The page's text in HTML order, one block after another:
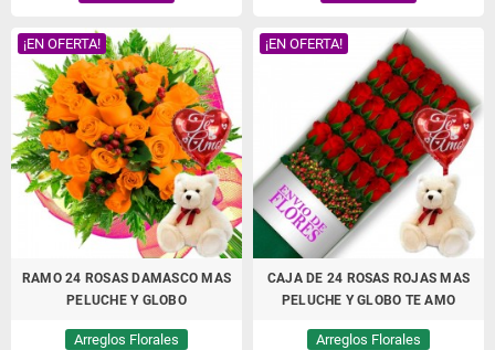
¡EN OFERTA!
RAMO 24 ROSAS DAMASCO MAS
PELUCHE Y GLOBO
Arreglos Florales
¡EN OFERTA!
CAJA DE 24 ROSAS ROJAS MAS
PELUCHE Y GLOBO TE AMO
Arreglos Florales